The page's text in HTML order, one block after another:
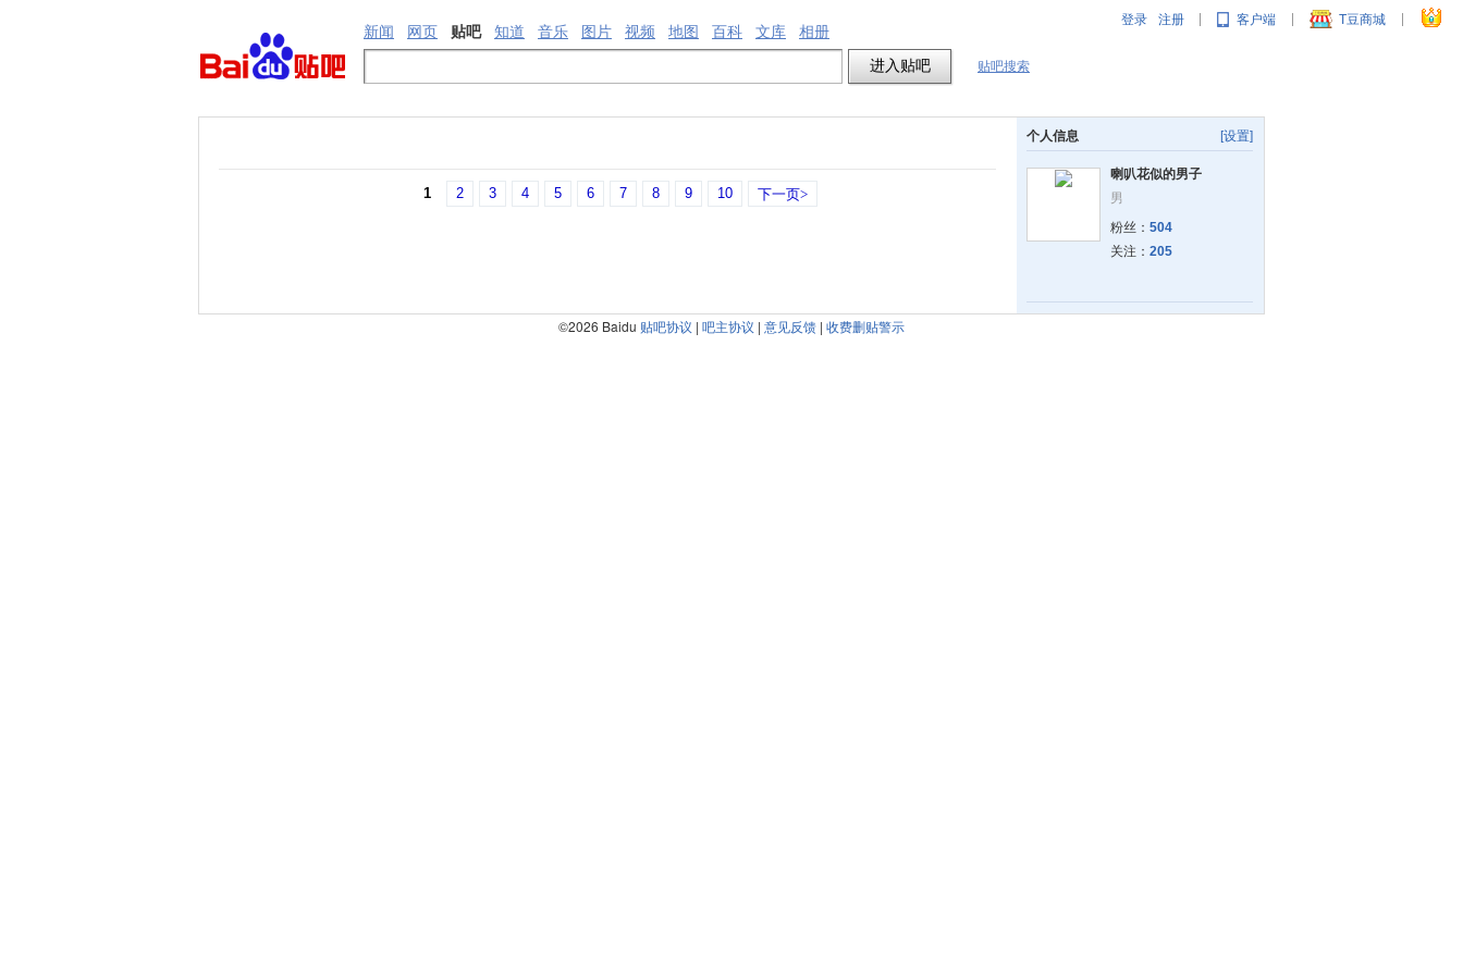
登录 注册 | 客户端 | T豆商城 |
新闻 网页 贴吧 知道 音乐 图片 视频 地图 百科 文库 相册
贴吧搜索
1 2 3 4 5 6 7 8 9 10 下一页>
[设置]
个人信息
喇叭花似的男子
男
粉丝： 504
关注： 205
©2026 Baidu 贴吧协议 | 吧主协议 | 意见反馈 | 收费删贴警示